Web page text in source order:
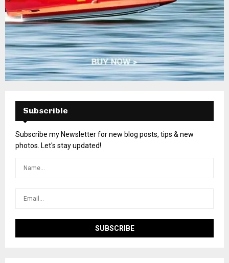
Subscrible
Subscribe my Newsletter for new blog posts, tips & new
photos. Let's stay updated!